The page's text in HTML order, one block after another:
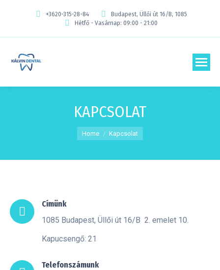
+3620-315-28-84
Budapest, Üllői út 16/B, 1085
Hétfő - Vasárnap: 09:00 - 21:00
KAPCSOLAT
You are here:
Home Kapcsolat
Címünk
1085 Budapest, Üllői út 16/B 2. emelet 10.
Kapucsengő: 21
Telefonszámunk